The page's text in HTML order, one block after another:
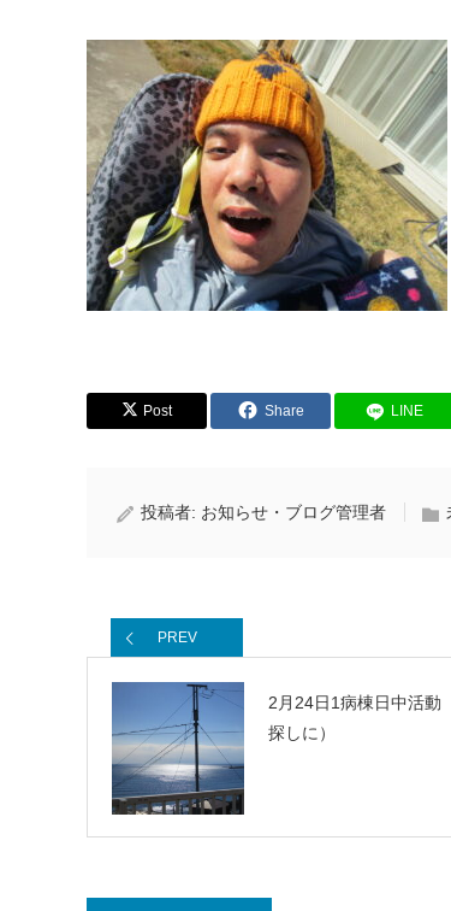
Post Share LINE
投稿者: お知らせ・ブログ管理者
PREV
2月24日1病棟日中活動
探しに）